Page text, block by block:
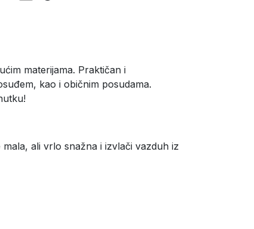
materijama. Praktičan i
kao i običnim posudama.
ali vrlo snažna i izvlači vazduh iz